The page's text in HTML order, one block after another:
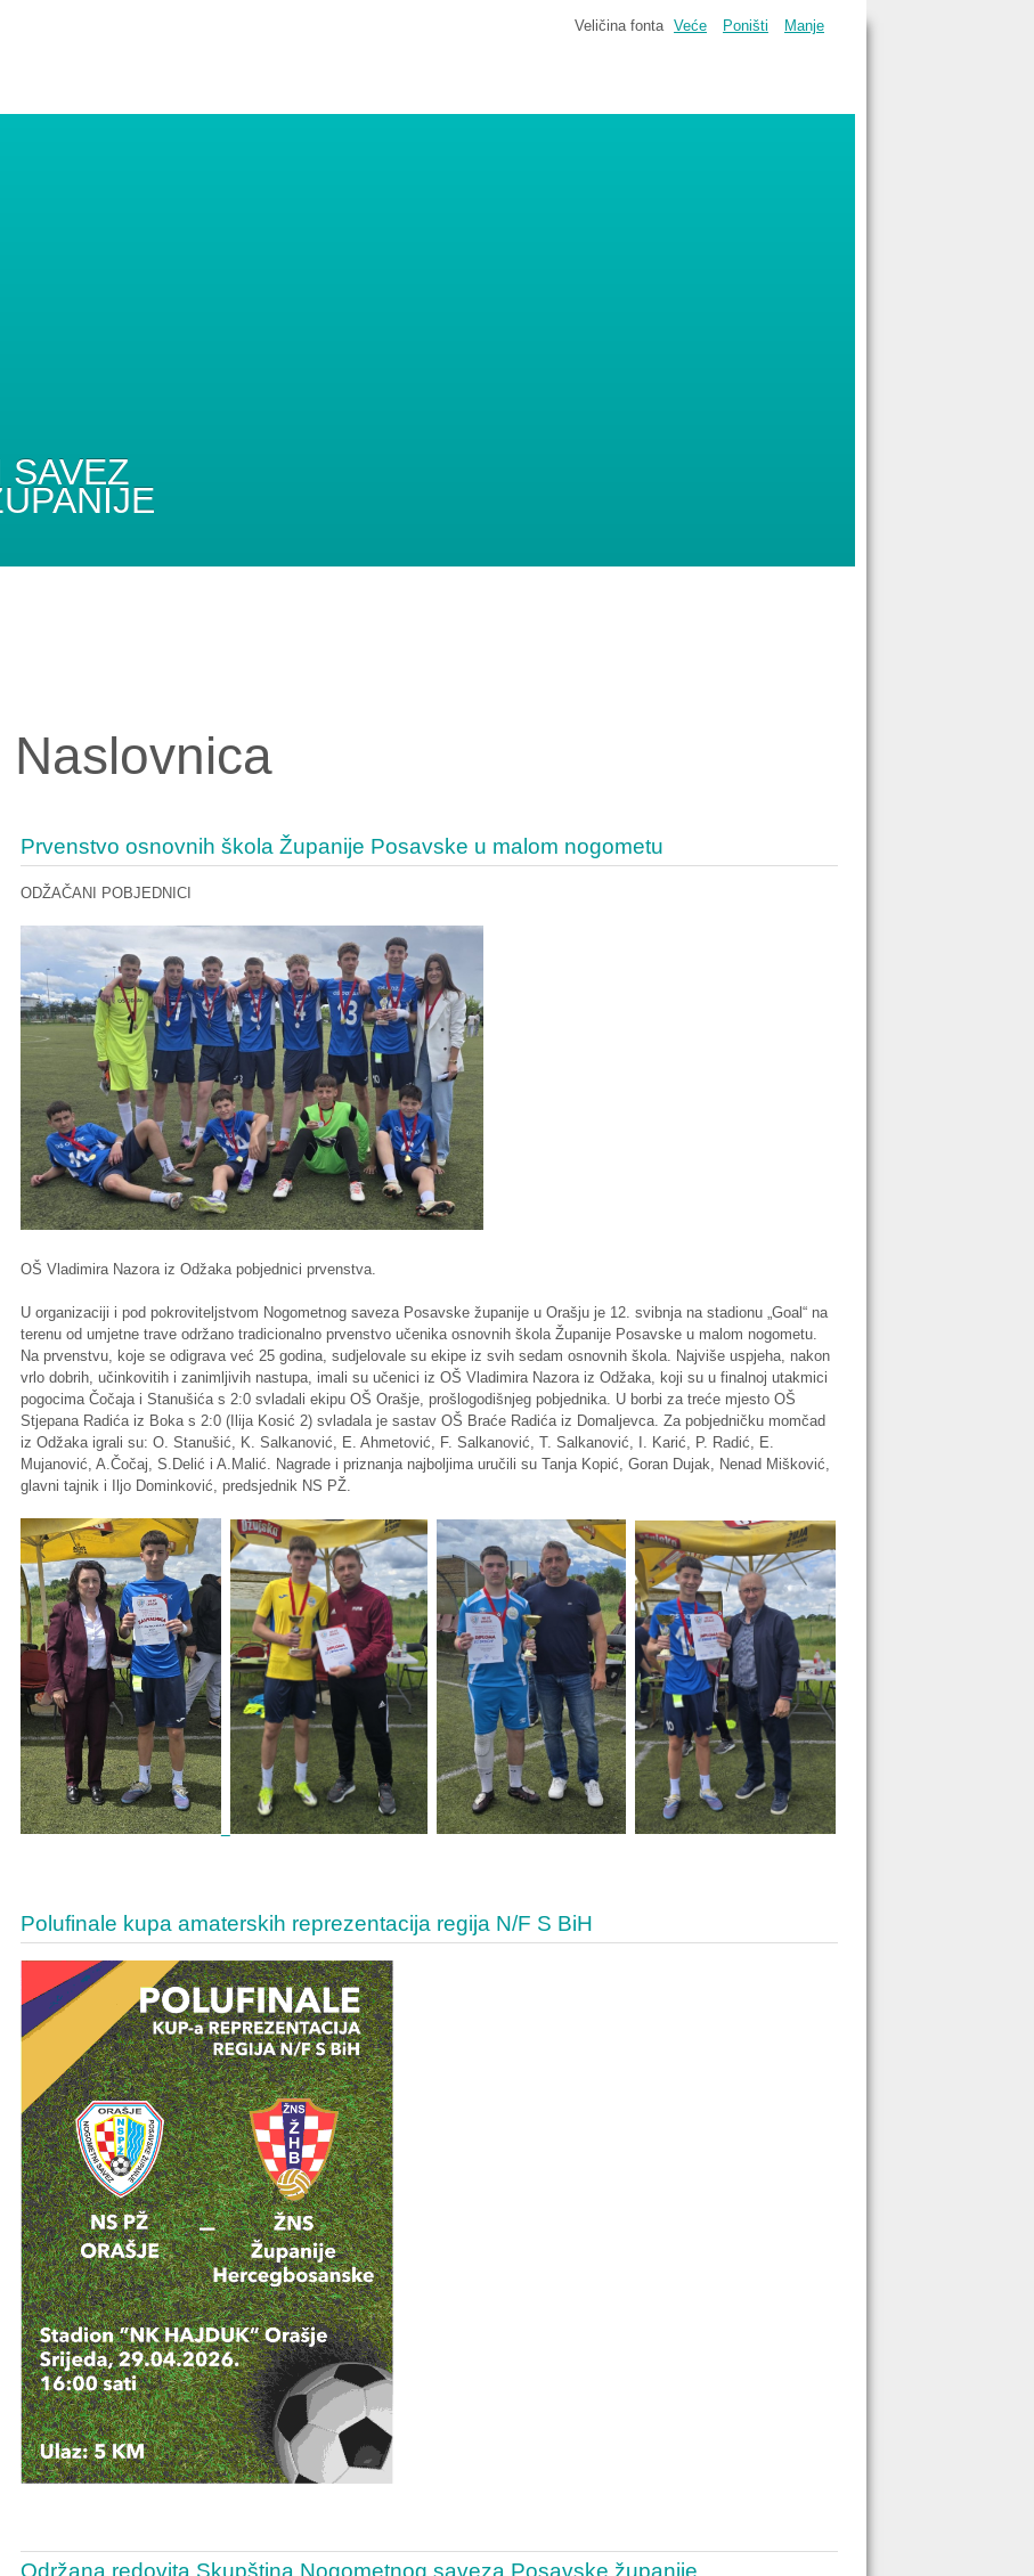
SAVEZ
Veličina fonta Veće Poništi Manje
Naslovnica
Prvenstvo osnovnih škola Županije Posavske u malom nogometu
ODŽAČANI POBJEDNICI
OŠ Vladimira Nazora iz Odžaka pobjednici prvenstva.
U organizaciji i pod pokroviteljstvom Nogometnog saveza Posavske županije u Orašju je 12. svibnja na stadionu „Goal“ na
terenu od umjetne trave održano tradicionalno prvenstvo učenika osnovnih škola Županije Posavske u malom nogometu.
Na prvenstvu, koje se odigrava već 25 godina, sudjelovale su ekipe iz svih sedam osnovnih škola. Najviše uspjeha, nakon
vrlo dobrih, učinkovitih i zanimljivih nastupa, imali su učenici iz OŠ Vladimira Nazora iz Odžaka, koji su u finalnoj utakmici
pogocima Čočaja i Stanušića s 2:0 svladali ekipu OŠ Orašje, prošlogodišnjeg pobjednika. U borbi za treće mjesto OŠ
Stjepana Radića iz Boka s 2:0 (Ilija Kosić 2) svladala je sastav OŠ Braće Radića iz Domaljevca. Za pobjedničku momčad
iz Odžaka igrali su: O. Stanušić, K. Salkanović, E. Ahmetović, F. Salkanović, T. Salkanović, I. Karić, P. Radić, E.
Mujanović, A.Čočaj, S.Delić i A.Malić. Nagrade i priznanja najboljima uručili su Tanja Kopić, Goran Dujak, Nenad Mišković,
glavni tajnik i Iljo Dominković, predsjednik NS PŽ.
Polufinale kupa amaterskih reprezentacija regija N/F S BiH
Održana redovita Skupština Nogometnog saveza Posavske županije